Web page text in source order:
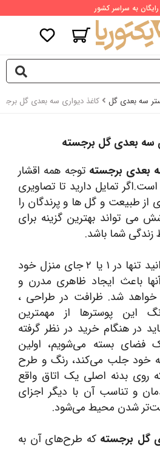
به سراسر کشور
سه بعدی گل کاغذ دیواری سه بعدی گل
سه بعدی گل برجسته
بعدی برجسته توجه همه اقشار
تمایل دارید تا تصاویری
از طبیعت و گل ها و پرندگان را
می تواند بهترین گزینه برای
زندگی شما باشد.
از این پوسترها می‌توانید تنها در ۱ یا ۲ جای منزل خود
باعث ایجاد ظاهری مدرن و
خواهد شد. ظرافت در طراحی ،
این پوسترها از مهمترین
در هنگام خرید در نظر گرفته
فضای بسته می‌شویم، اولین
خود جلب می‌کند، رنگ و طرح
روی بدنه اصلی یک اتاق واقع
و تناسب آن با دیگر اجزای
شدن محیط می‌شود.
گل برجسته که طرح‌های آن به